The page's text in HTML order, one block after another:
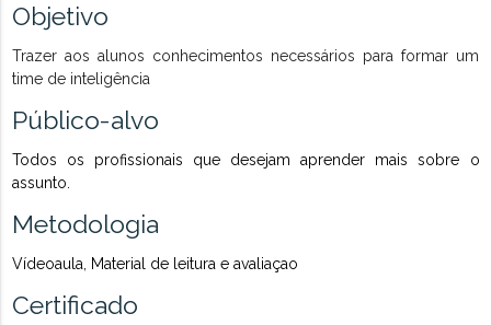
Objetivo
Trazer aos alunos conhecimentos necessários para formar um
time de inteligência
Público-alvo
Todos os profissionais que desejam aprender mais sobre o
assunto.
Metodologia
Vídeoaula, Material de leitura e avaliaçao
Certificado